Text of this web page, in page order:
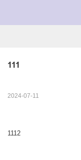
111
2024-07-11
1112